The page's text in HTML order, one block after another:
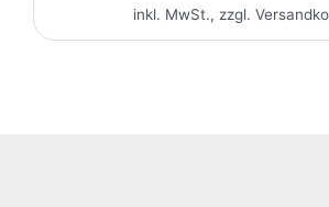
inkl. MwSt., zzgl.